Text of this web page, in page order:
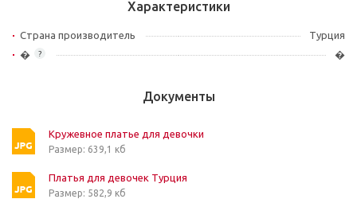
Характеристики
Страна производитель Турция
?
� �
Документы
Кружевное платье для девочки
Размер: 639,1 кб
Платья для девочек Турция
Размер: 582,9 кб